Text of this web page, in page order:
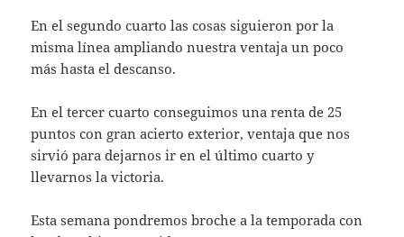
En el segundo cuarto las cosas siguieron por la
misma línea ampliando nuestra ventaja un poco
más hasta el descanso.
En el tercer cuarto conseguimos una renta de 25
puntos con gran acierto exterior, ventaja que nos
sirvió para dejarnos ir en el último cuarto y
llevarnos la victoria.
Esta semana pondremos broche a la temporada con